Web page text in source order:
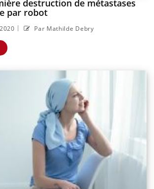
destruction de métastases
par robot
| Par Mathilde Debry